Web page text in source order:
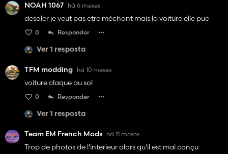
NOAH 1067 há 6 meses
desoler je veut pas etre méchant mais la voiture elle pue
0 Responder
Ver 1 resposta
TFM modding há 10 meses
voiture claque au sol
0 Responder
Ver 1 resposta
Team EM French Mods há 11 meses
Trop de photos de l'interieur alors qu'il est mal conçu